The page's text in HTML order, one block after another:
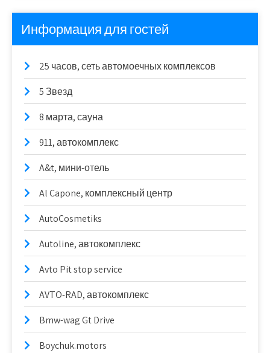
Информация для гостей
25 часов, сеть автомоечных комплексов
5 Звезд
8 марта, сауна
911, автокомплекс
A&t, мини-отель
Al Capone, комплексный центр
AutoCosmetiks
Autoline, автокомплекс
Avto Pit stop service
AVTO-RAD, автокомплекс
Bmw-wag Gt Drive
Boychuk.motors